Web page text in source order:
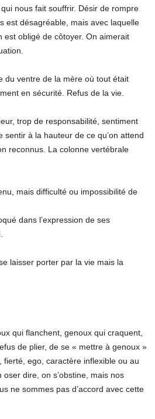
nous fait souffrir. Désir de rompre
est désagréable, mais avec laquelle
est obligé de côtoyer. On aimerait
du ventre de la mère où tout était
en sécurité. Refus de la vie.
trop de responsabilité, sentiment
sentir à la hauteur de ce qu’on attend
reconnus. La colonne vertébrale
mais difficulté ou impossibilité de
dans l’expression de ses
laisser porter par la vie mais la
qui flanchent, genoux qui craquent,
de plier, de se « mettre à genoux »
ego, caractère inflexible ou au
dire, on s’obstine, mais nos
ne sommes pas d’accord avec cette